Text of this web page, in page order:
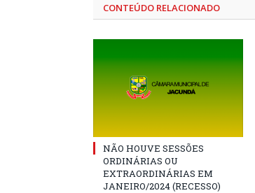
CONTEÚDO RELACIONADO
NÃO HOUVE SESSÕES
ORDINÁRIAS OU
EXTRAORDINÁRIAS EM
JANEIRO/2024 (RECESSO)